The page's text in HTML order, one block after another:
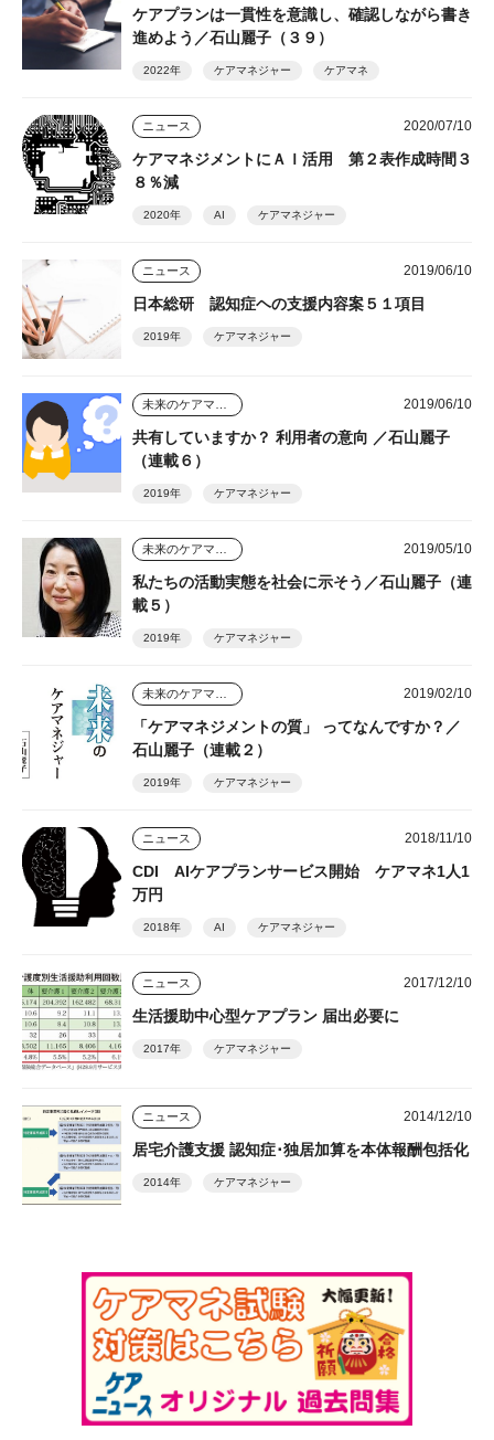
ケアプランは一貫性を意識し、確認しながら書き
進めよう／石山麗子（３９）
2022年 ケアマネジャー ケアマネ
ニュース 2020/07/10
ケアマネジメントにＡＩ活用 第２表作成時間３
８％減
2020年 AI ケアマネジャー
ニュース 2019/06/10
日本総研 認知症ヘの支援内容案５１項目
2019年 ケアマネジャー
2019/06/10
共有していますか？ 利用者の意向 ／石山麗子
（連載６）
2019年 ケアマネジャー
2019/05/10
私たちの活動実態を社会に示そう／石山麗子（連
載５）
2019年 ケアマネジャー
2019/02/10
「ケアマネジメントの質」 ってなんですか？／
石山麗子（連載２）
2019年 ケアマネジャー
ニュース 2018/11/10
CDI AIケアプランサービス開始 ケアマネ1人1
万円
2018年 AI ケアマネジャー
ニュース 2017/12/10
生活援助中心型ケアプラン 届出必要に
2017年 ケアマネジャー
ニュース 2014/12/10
居宅介護支援 認知症･独居加算を本体報酬包括化
2014年 ケアマネジャー